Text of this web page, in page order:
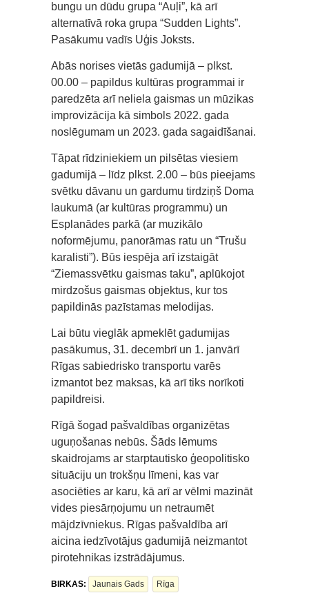
bungu un dūdu grupa “Auļi”, kā arī
alternatīvā roka grupa “Sudden Lights”.
Pasākumu vadīs Uģis Joksts.
Abās norises vietās gadumijā – plkst.
00.00 – papildus kultūras programmai ir
paredzēta arī neliela gaismas un mūzikas
improvizācija kā simbols 2022. gada
noslēgumam un 2023. gada sagaidīšanai.
Tāpat rīdziniekiem un pilsētas viesiem
gadumijā – līdz plkst. 2.00 – būs pieejams
svētku dāvanu un gardumu tirdziņš Doma
laukumā (ar kultūras programmu) un
Esplanādes parkā (ar muzikālo
noformējumu, panorāmas ratu un “Trušu
karalisti”). Būs iespēja arī izstaigāt
“Ziemassvētku gaismas taku”, aplūkojot
mirdzošus gaismas objektus, kur tos
papildinās pazīstamas melodijas.
Lai būtu vieglāk apmeklēt gadumijas
pasākumus, 31. decembrī un 1. janvārī
Rīgas sabiedrisko transportu varēs
izmantot bez maksas, kā arī tiks norīkoti
papildreisi.
Rīgā šogad pašvaldības organizētas
uguņošanas nebūs. Šāds lēmums
skaidrojams ar starptautisko ģeopolitisko
situāciju un trokšņu līmeni, kas var
asociēties ar karu, kā arī ar vēlmi mazināt
vides piesārņojumu un netraumēt
mājdzīvniekus. Rīgas pašvaldība arī
aicina iedzīvotājus gadumijā neizmantot
pirotehnikas izstrādājumus.
BIRKAS: Jaunais Gads Rīga